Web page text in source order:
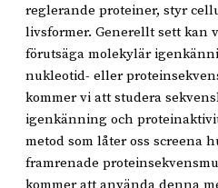
reglerande proteiner, styr
livsformer. Generellt sett kan
förutsäga molekylär
nukleotid- eller
kommer vi att studera
igenkänning och
metod som låter oss screena
framrenade
kommer att använda denna